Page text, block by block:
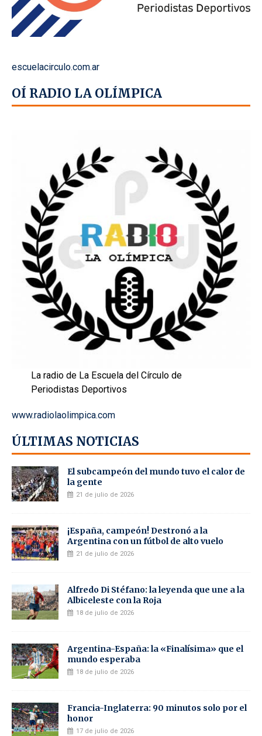
escuelacirculo.com.ar
OÍ RADIO LA OLÍMPICA
La radio de La Escuela del Círculo de
Periodistas Deportivos
www.radiolaolimpica.com
ÚLTIMAS NOTICIAS
El subcampeón del mundo tuvo el calor de
la gente
21 de julio de 2026
¡España, campeón! Destronó a la
Argentina con un fútbol de alto vuelo
21 de julio de 2026
Alfredo Di Stéfano: la leyenda que une a la
Albiceleste con la Roja
18 de julio de 2026
Argentina-España: la «Finalísima» que el
mundo esperaba
18 de julio de 2026
Francia-Inglaterra: 90 minutos solo por el
honor
17 de julio de 2026